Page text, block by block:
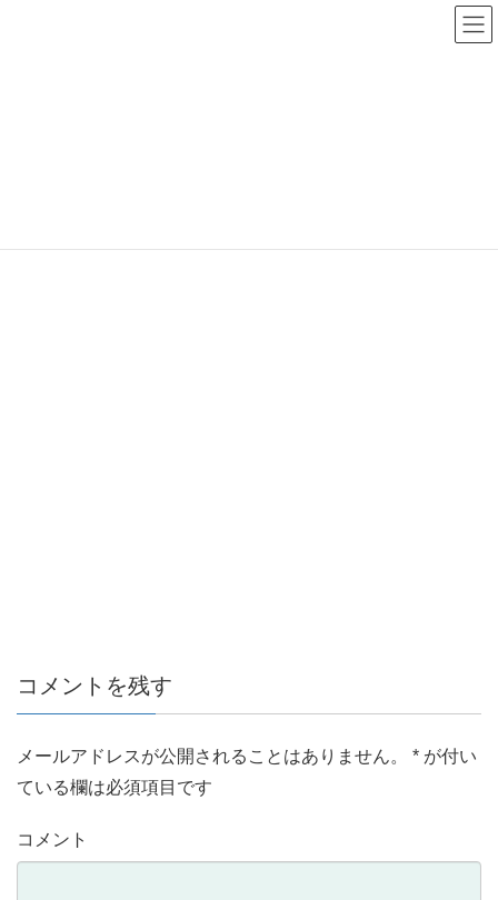
コメントを残す
メールアドレスが公開されることはありません。 * が付い
ている欄は必須項目です
コメント